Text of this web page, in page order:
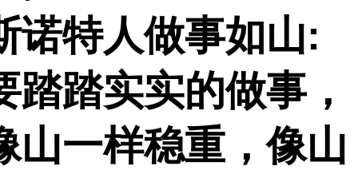
诺特人做事如山:
踏踏实实的做事，
山一样稳重，像山